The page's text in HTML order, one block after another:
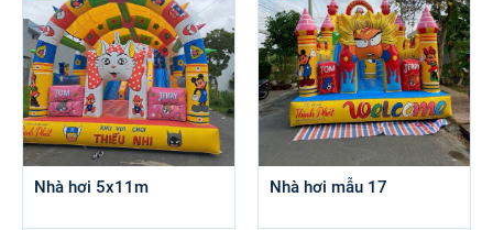
Nhà hơi 5x11m Nhà hơi mẫu 17